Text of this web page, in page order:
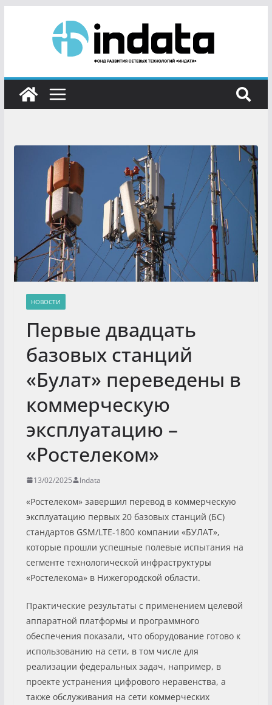
НОВОСТИ
Первые двадцать
базовых станций
«Булат» переведены в
коммерческую
эксплуатацию –
«Ростелеком»
13/02/2025 Indata
«Ростелеком» завершил перевод в коммерческую
эксплуатацию первых 20 базовых станций (БС)
стандартов GSM/LTE-1800 компании «БУЛАТ»,
которые прошли успешные полевые испытания на
сегменте технологической инфраструктуры
«Ростелекома» в Нижегородской области.
Практические результаты с применением целевой
аппаратной платформы и программного
обеспечения показали, что оборудование готово к
использованию на сети, в том числе для
реализации федеральных задач, например, в
проекте устранения цифрового неравенства, а
также обслуживания на сети коммерческих